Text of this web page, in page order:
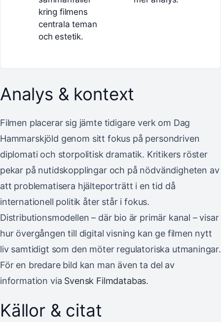
kring filmens
centrala teman
och estetik.
Analys & kontext
Filmen placerar sig jämte tidigare verk om Dag
Hammarskjöld genom sitt fokus på persondriven
diplomati och storpolitisk dramatik. Kritikers röster
pekar på nutidskopplingar och på nödvändigheten av
att problematisera hjälteporträtt i en tid då
internationell politik åter står i fokus.
Distributionsmodellen – där bio är primär kanal – visar
hur övergången till digital visning kan ge filmen nytt
liv samtidigt som den möter regulatoriska utmaningar.
För en bredare bild kan man även ta del av
information via Svensk Filmdatabas.
Källor & citat